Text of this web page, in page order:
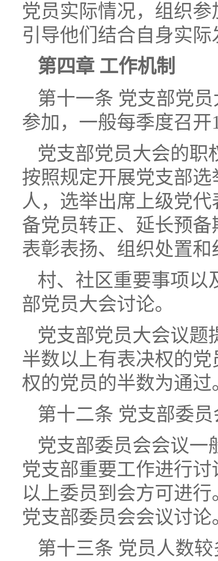
党员实际情况，组织
引导他们结合自身实
第四章 工作机制
第十一条 党支部党
参加，一般每季度召开
党支部党员大会的职
按照规定开展党支部
人，选举出席上级党
备党员转正、延长预
表彰表扬、组织处置
村、社区重要事项以
部党员大会讨论。
党支部党员大会议题
半数以上有表决权的
权的党员的半数为通过
第十二条 党支部委
党支部委员会会议一
党支部重要工作进行
以上委员到会方可进
党支部委员会会议讨论
第十三条 党员人数